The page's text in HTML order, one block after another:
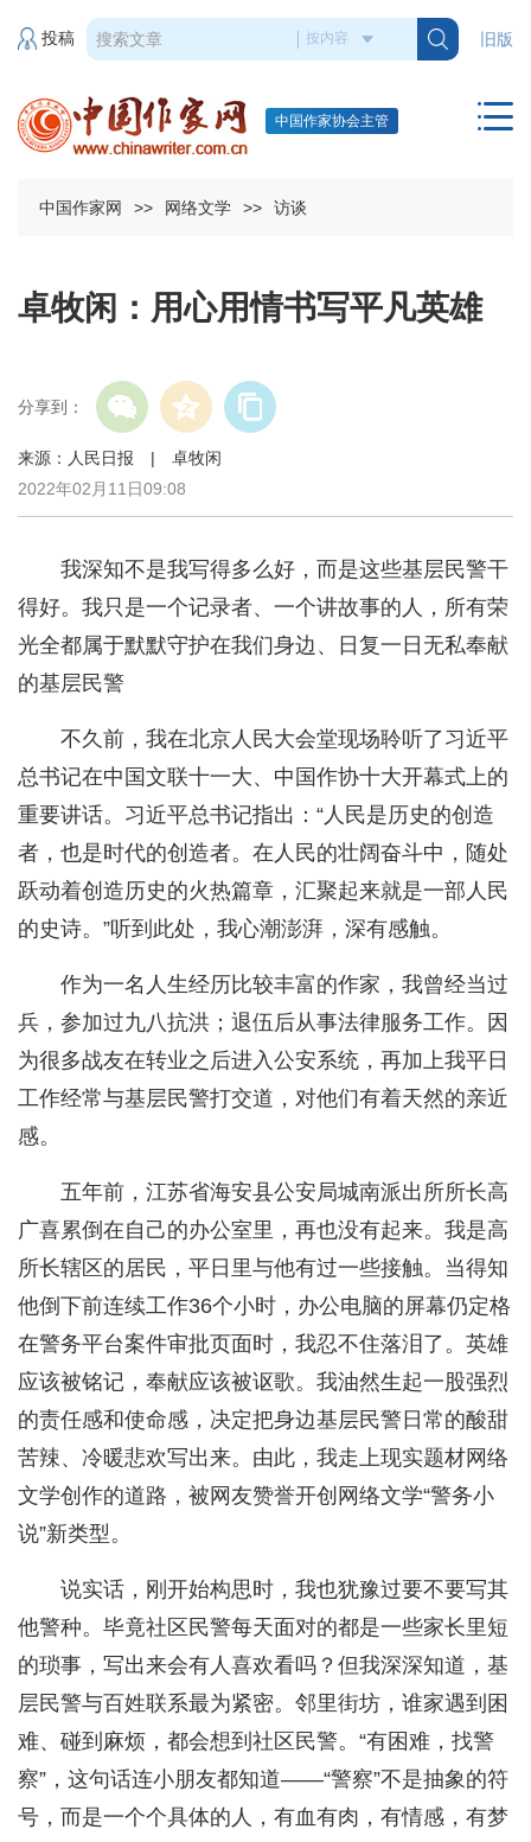
旧版
投稿
中国作家协会主管
中国作家网 >> 网络文学 >> 访谈
卓牧闲：用心用情书写平凡英雄
分享到：
来源：人民日报 | 卓牧闲
2022年02月11日09:08
我深知不是我写得多么好，而是这些基层民警干
得好。我只是一个记录者、一个讲故事的人，所有荣
光全都属于默默守护在我们身边、日复一日无私奉献
的基层民警
不久前，我在北京人民大会堂现场聆听了习近平
总书记在中国文联十一大、中国作协十大开幕式上的
重要讲话。习近平总书记指出：“人民是历史的创造
者，也是时代的创造者。在人民的壮阔奋斗中，随处
跃动着创造历史的火热篇章，汇聚起来就是一部人民
的史诗。”听到此处，我心潮澎湃，深有感触。
作为一名人生经历比较丰富的作家，我曾经当过
兵，参加过九八抗洪；退伍后从事法律服务工作。因
为很多战友在转业之后进入公安系统，再加上我平日
工作经常与基层民警打交道，对他们有着天然的亲近
感。
五年前，江苏省海安县公安局城南派出所所长高
广喜累倒在自己的办公室里，再也没有起来。我是高
所长辖区的居民，平日里与他有过一些接触。当得知
他倒下前连续工作36个小时，办公电脑的屏幕仍定格
在警务平台案件审批页面时，我忍不住落泪了。英雄
应该被铭记，奉献应该被讴歌。我油然生起一股强烈
的责任感和使命感，决定把身边基层民警日常的酸甜
苦辣、冷暖悲欢写出来。由此，我走上现实题材网络
文学创作的道路，被网友赞誉开创网络文学“警务小
说”新类型。
说实话，刚开始构思时，我也犹豫过要不要写其
他警种。毕竟社区民警每天面对的都是一些家长里短
的琐事，写出来会有人喜欢看吗？但我深深知道，基
层民警与百姓联系最为紧密。邻里街坊，谁家遇到困
难、碰到麻烦，都会想到社区民警。“有困难，找警
察”，这句话连小朋友都知道——“警察”不是抽象的符
号，而是一个个具体的人，有血有肉，有情感，有梦